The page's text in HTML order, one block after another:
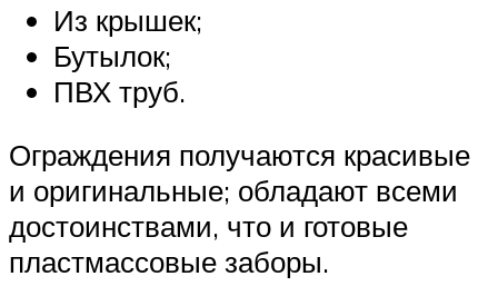
Из крышек;
Бутылок;
ПВХ труб.
Ограждения получаются красивые
и оригинальные; обладают всеми
достоинствами, что и готовые
пластмассовые заборы.